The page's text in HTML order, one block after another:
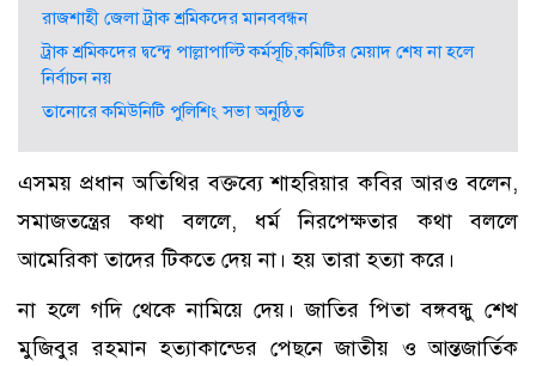
রাজশাহী জেলা ট্রাক শ্রমিকদের মানববন্ধন
ট্রাক শ্রমিকদের দ্বন্দ্বে পাল্লাপাল্টি কর্মসূচি,কমিটির মেয়াদ শেষ না হলে
নির্বাচন নয়
তানোরে কমিউনিটি পুলিশিং সভা অনুষ্ঠিত
এসময় প্রধান অতিথির বক্তব্যে শাহরিয়ার কবির আরও বলেন,
সমাজতন্ত্রের কথা বললে, ধর্ম নিরপেক্ষতার কথা বললে
আমেরিকা তাদের টিকতে দেয় না। হয় তারা হত্যা করে।
না হলে গদি থেকে নামিয়ে দেয়। জাতির পিতা বঙ্গবন্ধু শেখ
মুজিবুর রহমান হত্যাকান্ডের পেছনে জাতীয় ও আন্তজার্তিক